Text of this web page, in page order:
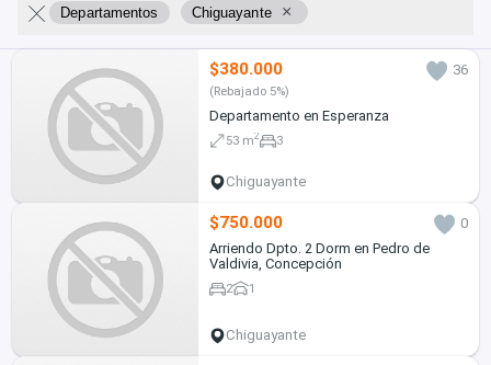
Departamentos Chiguayante ×
$380.000 36
(Rebajado 5%)
Departamento en Esperanza
53 m2 3
Chiguayante
$750.000
0
Arriendo Dpto. 2 Dorm en Pedro de
Valdivia, Concepción
2 1
Chiguayante